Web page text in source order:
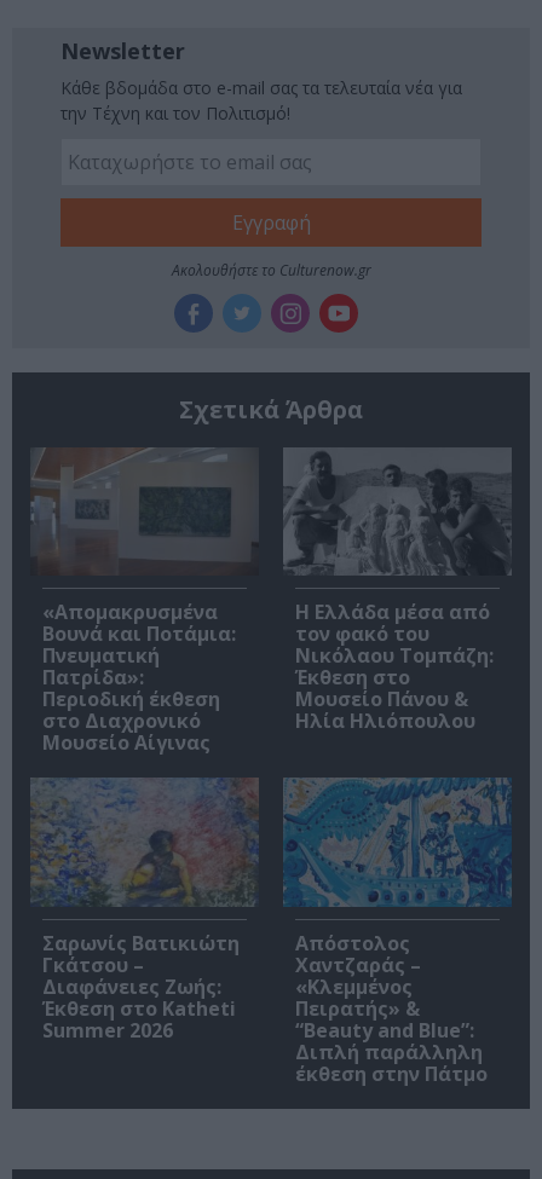
Newsletter
Κάθε βδομάδα στο e-mail σας τα τελευταία νέα για
την Τέχνη και τον Πολιτισμό!
Ακολουθήστε το Culturenow.gr
Σχετικά Άρθρα
«Απομακρυσμένα
Βουνά και Ποτάμια:
Πνευματική
Πατρίδα»:
Περιοδική έκθεση
στο Διαχρονικό
Μουσείο Αίγινας
Η Ελλάδα μέσα από
τον φακό του
Νικόλαου Τομπάζη:
Έκθεση στο
Μουσείο Πάνου &
Ηλία Ηλιόπουλου
Σαρωνίς Βατικιώτη
Γκάτσου –
Διαφάνειες Ζωής:
Έκθεση στο Katheti
Summer 2026
Απόστολος
Χαντζαράς –
«Κλεμμένος
Πειρατής» &
“Beauty and Blue”:
Διπλή παράλληλη
έκθεση στην Πάτμο